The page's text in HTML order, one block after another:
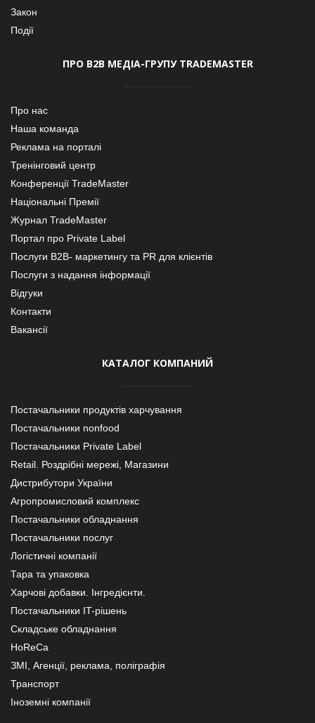
Закон
Події
ПРО В2В МЕДІА-ГРУПУ TRADEMASTER
Про нас
Наша команда
Реклама на порталі
Тренінговий центр
Конференції TradeMaster
Національні Премії
Журнал TradeMaster
Портал про Private Label
Послуги В2В- маркетингу та PR для клієнтів
Послуги з надання інформації
Відгуки
Контакти
Вакансії
КАТАЛОГ КОМПАНИЙ
Постачальники продуктів харчування
Постачальники nonfood
Постачальники Private Label
Retail. Роздрібні мережі, Магазини
Дистрибутори України
Агропромисловий комплекс
Постачальники обладнання
Постачальники послуг
Логістичні компанії
Тара та упаковка
Харчові добавки. Інгредієнти.
Постачальники IT-рішень
Складське обладнання
HoReCa
ЗМІ, Агенції, реклама, поліграфія
Транспорт
Іноземні компанії